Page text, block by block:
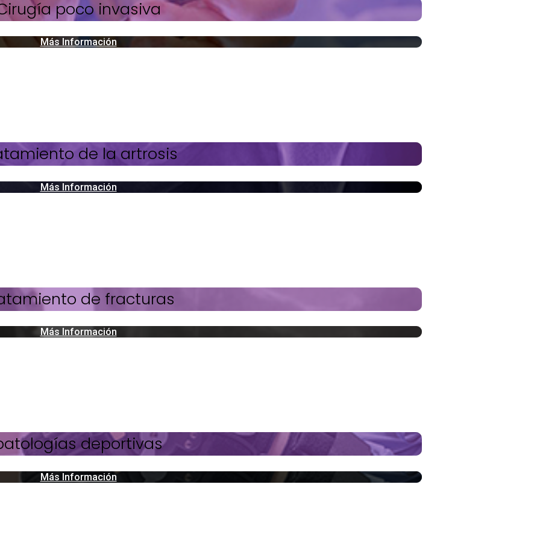
poco invasiva
Más Información
de la artrosis
Más Información
de fracturas
Más Información
deportivas
Más Información